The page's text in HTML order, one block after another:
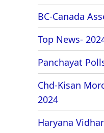
BC-Canada
Top News-
Panchayat
Chd-Kisan
2024
Haryana